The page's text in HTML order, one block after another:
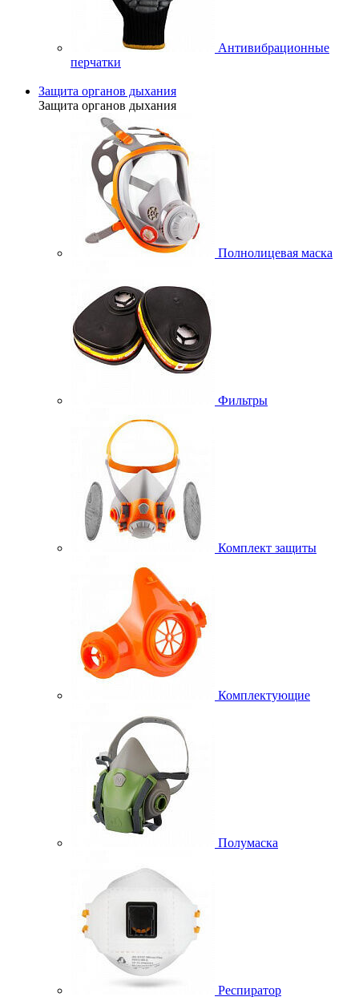
Антивибрационные
перчатки
Защита органов дыхания
Защита органов дыхания
Полнолицевая маска
Фильтры
Комплект защиты
Комплектующие
Полумаска
Респиратор